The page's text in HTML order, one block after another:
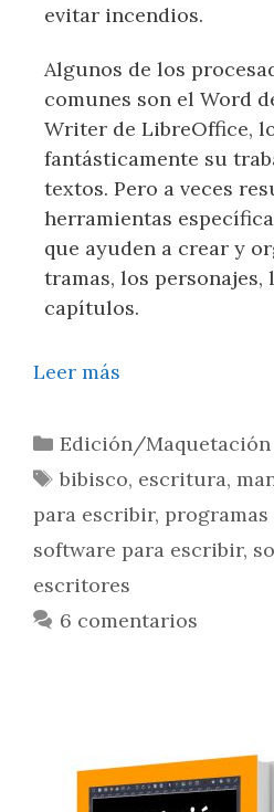
evitar incendios.
Algunos de los
comunes son el Word
Writer de LibreOffice,
fantásticamente su
textos. Pero a veces
herramientas
que ayuden a crear y
tramas, los personajes,
capítulos.
Leer más
Edición/Maquetación
bibisco, escritura,
para escribir,
software para escribir,
escritores
6 comentarios